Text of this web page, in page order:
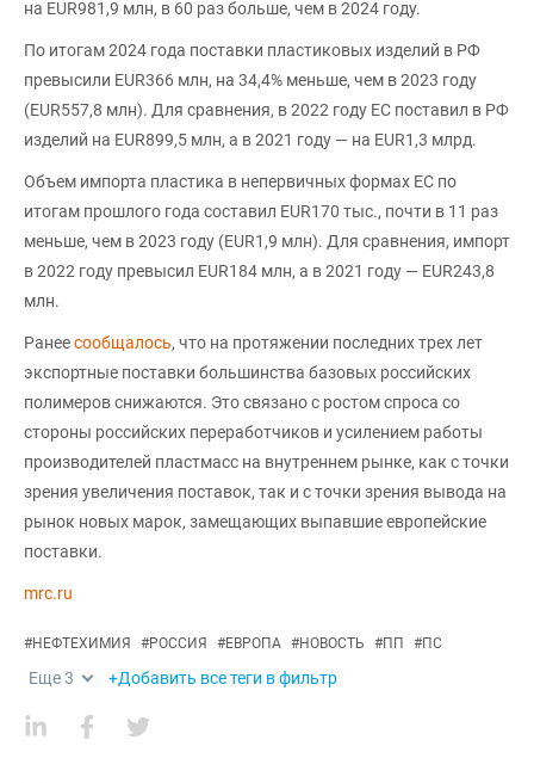
на EUR981,9 млн, в 60 раз больше, чем в 2024 году.
По итогам 2024 года поставки пластиковых изделий в РФ
превысили EUR366 млн, на 34,4% меньше, чем в 2023 году
(EUR557,8 млн). Для сравнения, в 2022 году ЕС поставил в РФ
изделий на EUR899,5 млн, а в 2021 году — на EUR1,3 млрд.
Объем импорта пластика в непервичных формах ЕС по
итогам прошлого года составил EUR170 тыс., почти в 11 раз
меньше, чем в 2023 году (EUR1,9 млн). Для сравнения, импорт
в 2022 году превысил EUR184 млн, а в 2021 году — EUR243,8
млн.
Ранеесообщалось, что на протяжении последних трех лет
экспортные поставки большинства базовых российских
полимеров снижаются. Это связано с ростом спроса со
стороны российских переработчиков и усилением работы
производителей пластмасс на внутреннем рынке, как с точки
зрения увеличения поставок, так и с точки зрения вывода на
рынок новых марок, замещающих выпавшие европейские
поставки.
mrc.ru
#НЕФТЕХИМИЯ #РОССИЯ #ЕВРОПА #НОВОСТЬ #ПП #ПС
Еще3 +Добавить все теги в фильтр